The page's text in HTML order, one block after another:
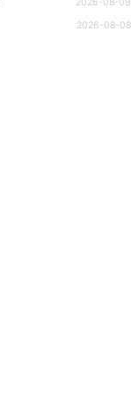
2026-08-08